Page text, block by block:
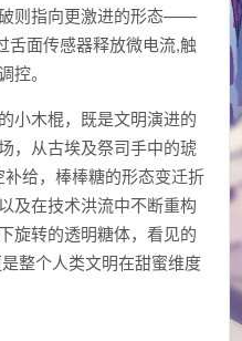
则指向更激进的形态——
舌面传感器释放微电流,触
控。
小木棍，既是文明演进的
，从古埃及祭司手中的琥
给，棒棒糖的形态变迁折
及在技术洪流中不断重构
旋转的透明糖体，看见的
整个人类文明在甜蜜维度